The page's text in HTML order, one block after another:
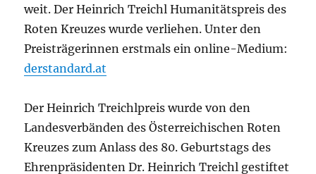
weit. Der Heinrich Treichl Humanitätspreis des
Roten Kreuzes wurde verliehen. Unter den
Preisträgerinnen erstmals ein online-Medium:
derstandard.at
Der Heinrich Treichlpreis wurde von den
Landesverbänden des Österreichischen Roten
Kreuzes zum Anlass des 80. Geburtstags des
Ehrenpräsidenten Dr. Heinrich Treichl gestiftet